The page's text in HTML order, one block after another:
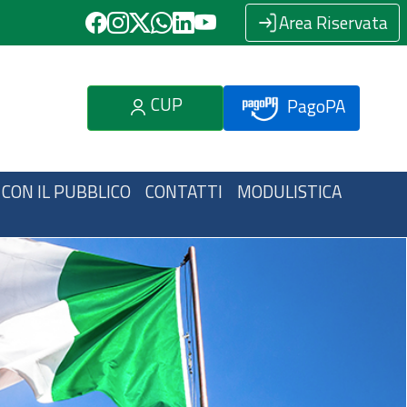
Area Riservata
CUP PagoPA
IL PUBBLICO CONTATTI MODULISTICA